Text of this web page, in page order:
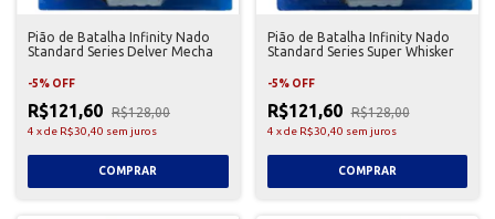
Pião de Batalha Infinity Nado
Standard Series Delver Mecha
-5% OFF
R$121,60 R$128,00
4 xde R$30,40 sem juros
Pião de Batalha Infinity Nado
Standard Series Super Whisker
-5% OFF
R$121,60 R$128,00
4 xde R$30,40 sem juros